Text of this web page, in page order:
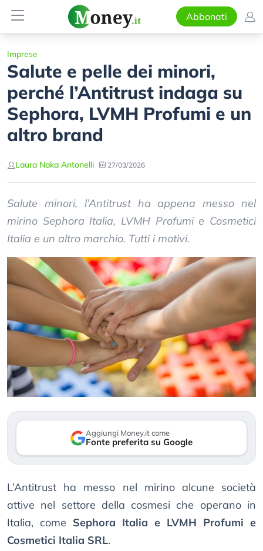
Abbonati
Imprese
Salute e pelle dei minori,
perché l’Antitrust indaga su
Sephora, LVMH Profumi e un
altro brand
Laura Naka Antonelli 27/03/2026
Salute minori, l’Antitrust ha appena messo nel
mirino Sephora Italia, LVMH Profumi e Cosmetici
Italia e un altro marchio. Tutti i motivi.
Aggiungi Money.it come
Fonte preferita su Google
L’Antitrust ha messo nel mirino alcune società
attive nel settore della cosmesi che operano in
Italia, come Sephora Italia e LVMH Profumi e
Cosmetici Italia SRL.